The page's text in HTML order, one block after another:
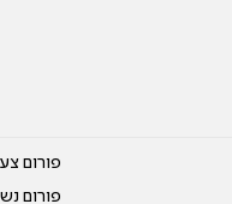
פורום
פורום